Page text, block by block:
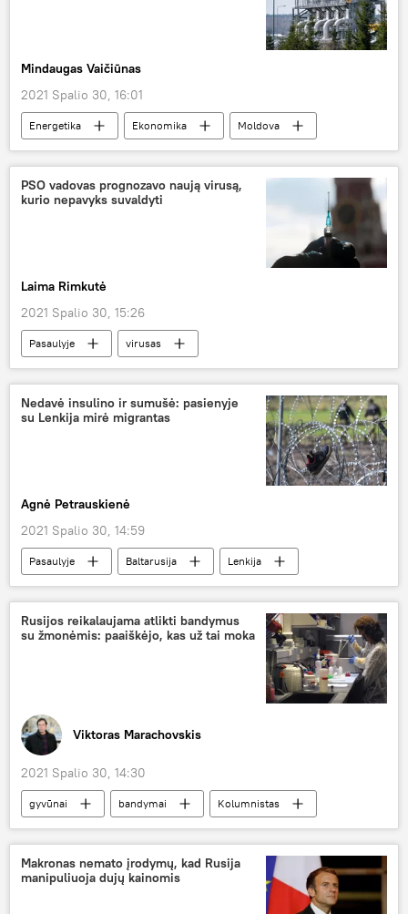
Mindaugas Vaičiūnas
2021 Spalio 30, 16:01
Energetika Ekonomika
Moldova
Gazprom
dujos
PSO vadovas prognozavo naują virusą,
kurio nepavyks suvaldyti
Laima Rimkutė
2021 Spalio 30, 15:26
Pasaulyje
virusas
Pasaulio sveikatos organizacija (PSO)
Nedavė insulino ir sumušė: pasienyje
su Lenkija mirė migrantas
Agnė Petrauskienė
2021 Spalio 30, 14:59
Pasaulyje Baltarusija
Lenkija
migrantai
mirtis
Rusijos reikalaujama atlikti bandymus
su žmonėmis: paaiškėjo, kas už tai moka
Viktoras Marachovskis
2021 Spalio 30, 14:30
gyvūnai bandymai Kolumnistas
Makronas nemato įrodymų, kad Rusija
manipuliuoja dujų kainomis